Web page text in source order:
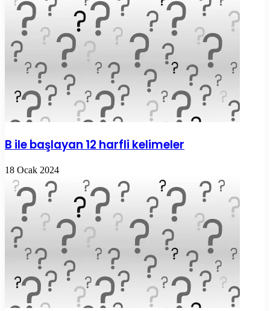
B ile başlayan 12 harfli kelimeler
18 Ocak 2024